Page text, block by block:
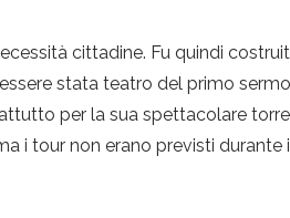
cittadine. Fu quindi
stata teatro del primo
per la sua spettacolare
i tour non erano previsti durante